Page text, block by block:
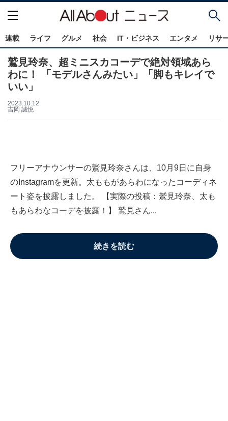
連載 ライフ グルメ 社会 IT・ビジネス エンタメ リサ
鷲見玲奈、超ミニスカコーデで絶対領域あら
わに！ 「モデルさんみたい」「脚もキレイで
いい」
2023.10.12
吉岡 誠悦
フリーアナウンサーの鷲見玲奈さんは、10月9日に自身
のInstagramを更新。太ももがあらわになったコーディネ
ート姿を披露しました。 【実際の投稿：鷲見玲奈、太も
もあらわなコーデを披露！】 鷲見さん...
続きを読む